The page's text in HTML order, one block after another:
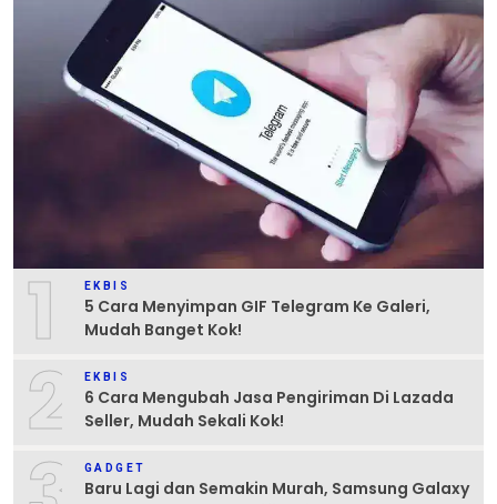
1 EKBIS
5 Cara Menyimpan GIF Telegram Ke Galeri,
Mudah Banget Kok!
2 EKBIS
6 Cara Mengubah Jasa Pengiriman Di Lazada
Seller, Mudah Sekali Kok!
GADGET
Baru Lagi dan Semakin Murah, Samsung Galaxy